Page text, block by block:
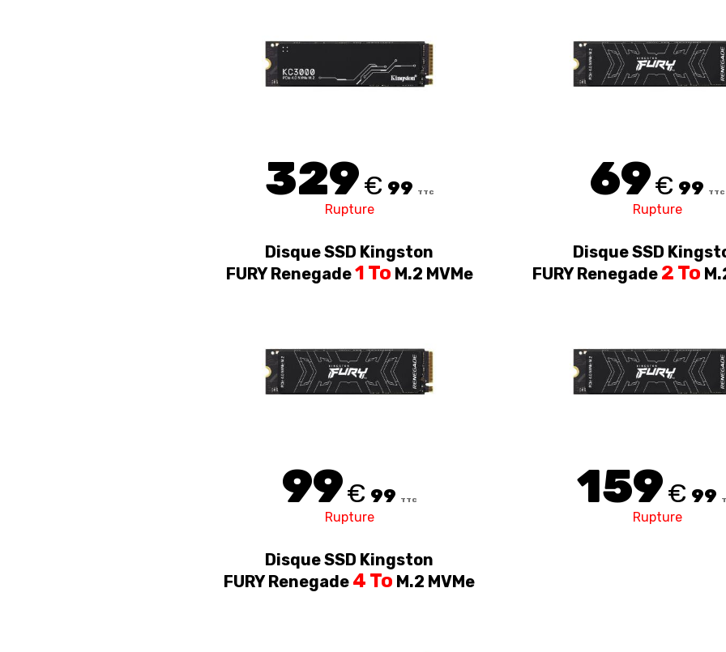
329€ 99 TTC
Rupture
69€ 99 TTC
Rupture
Disque SSD Kingston
FURY Renegade1 To M.2 MVMe
99€ 99 TTC
Rupture
Disque SSD
FURY Renegade 2 To
159€ 99
Rupture
Disque SSD Kingston
FURY Renegade 4 To M.2 MVMe